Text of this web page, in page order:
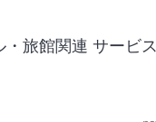
旅館関連 サービス